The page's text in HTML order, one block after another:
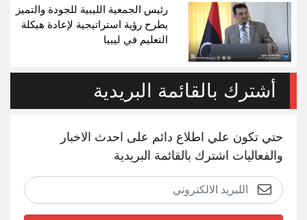
رئيس الجمعية الليبية للجودة والتميز
يطرح رؤية استراتيجية لإعادة هيكلة
التعليم في ليبيا
أشترك بالقائمة البريدية
حتي تكون علي اطلاع دائم على احدث الاخبار
والفعاليات اشترك بالقائمة البريدية